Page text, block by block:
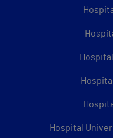
Hospital